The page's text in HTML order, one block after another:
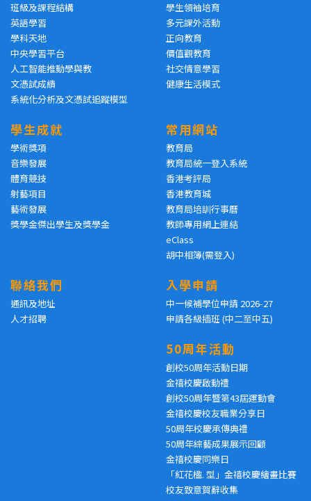
班級及課程結構
英語學習
學科天地
中央學習平台
人工智能推動學與教
文憑試成績
系統化分析及文憑試追蹤模型
學生領袖培育
多元課外活動
正向教育
價值觀教育
社交情意學習
健康生活模式
學生成就
學術獎項
音樂發展
體育競技
射藝項目
藝術發展
獎學金傑出學生及獎學金
常用網站
教育局
教育局統一登入系統
香港考評局
香港教育城
教育局培訓行事曆
教師專用網上連結
eClass
胡中相簿(需登入)
聯絡我們
通訊及地址
人才招聘
入學申請
中一候補學位申請 2026-27
申請各級插班 (中二至中五)
50周年活動
創校50周年活動日期
金禧校慶啟動禮
創校50周年暨第43屆運動會
金禧校慶校友職業分享日
50周年校慶承傳典禮
50周年綜藝成果展示回顧
金禧校慶同樂日
「紅花楹. 型」金禧校慶繪畫比賽
校友致意賀辭收集